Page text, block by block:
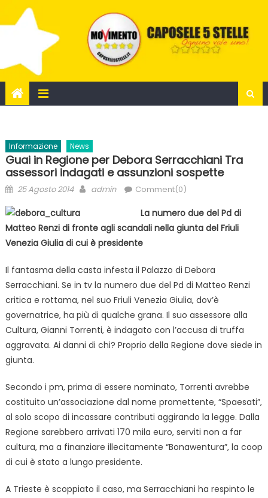
to
Informazione News
Guai in Regione per Debora Serracchiani Tra
assessori indagati e assunzioni sospette
Posted
25 Agosto 2014 Author
admin Comment(0)
La numero due del Pd di
Matteo Renzi di fronte agli scandali nella giunta del Friuli
Venezia Giulia di cui è presidente
Il fantasma della casta infesta il Palazzo di Debora
Serracchiani. Se in tv la numero due del Pd di Matteo Renzi
critica e rottama, nel suo Friuli Venezia Giulia, dov’è
governatrice, ha più di qualche grana. Il suo assessore alla
Cultura, Gianni Torrenti, è indagato con l’accusa di truffa
aggravata. Ai danni di chi? Proprio della Regione dove siede in
giunta.
Secondo i pm, prima di essere nominato, Torrenti avrebbe
costituito un’associazione dal nome promettente, “Spaesati”,
al solo scopo di incassare contributi aggirando la legge. Dalla
Regione sarebbero arrivati 170 mila euro, serviti non a far
cultura, ma a finanziare illecitamente “Bonawentura”, la coop
di cui è stato a lungo presidente.
A Trieste è scoppiato il caso, ma Serracchiani ha respinto le